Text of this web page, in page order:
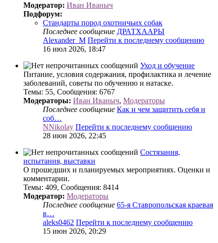
Модератор: Иван Иваныч
Подфорум:
Стандарты пород охотничьих собак
Последнее сообщение ДРАТХААРЫ
Alexander_M Перейти к последнему сообщению
16 июл 2026, 18:47
Уход и обучение
Питание, условия содержания, профилактика и лечение
заболеваний, советы по обучению и натаске.
Темы: 55, Сообщения: 6767
Модераторы: Иван Иваныч, Модераторы
Последнее сообщение Как и чем защитить себя и
соб…
NNikolay Перейти к последнему сообщению
28 июн 2026, 22:45
Состязания,
испытания, выставки
О прошедших и планируемых мероприятиях. Оценки и
комментарии.
Темы: 409, Сообщения: 8414
Модератор: Модераторы
Последнее сообщение 65-я Ставропольская краевая
в…
aleks0462 Перейти к последнему сообщению
15 июн 2026, 20:29